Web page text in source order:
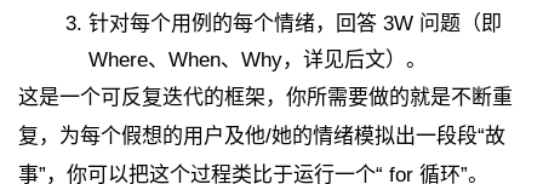
针对每个用例的每个情绪，回答 3W 问题（即
Where、When、Why，详见后文）。
这是一个可反复迭代的框架，你所需要做的就是不断重
复，为每个假想的用户及他/她的情绪模拟出一段段“故
事”，你可以把这个过程类比于运行一个“ for 循环”。